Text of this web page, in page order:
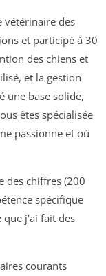
vétérinaire des
et participé à 30
des chiens et
et la gestion
une base solide,
êtes spécialisée
passionne et où
des chiffres (200
spécifique
que j'ai fait des
courants